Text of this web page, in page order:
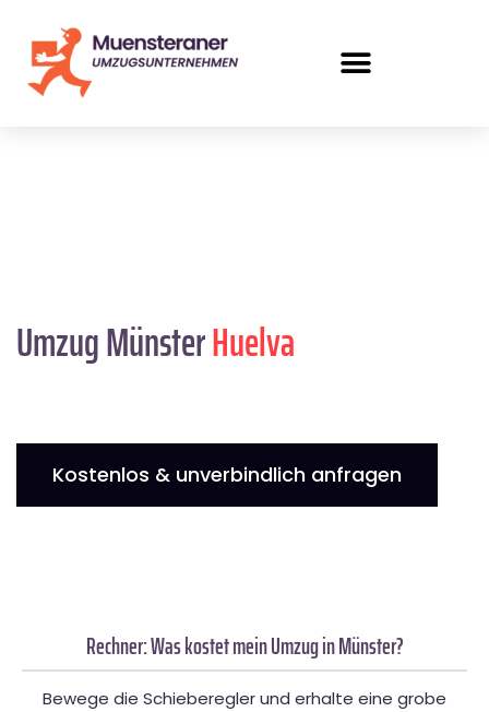
Umzug MünsterHuelva
Kostenlos & unverbindlich anfragen
Rechner: Was kostet mein Umzug in Münster?
Bewege die Schieberegler und erhalte eine grobe